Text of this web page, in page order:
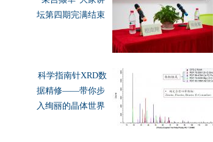
坛第四期完满结束
科学指南针XRD数
据精修——带你步
入绚丽的晶体世界